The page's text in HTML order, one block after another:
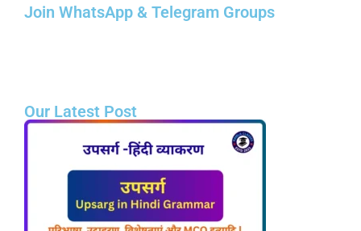
Join WhatsApp & Telegram Groups
Our Latest Post